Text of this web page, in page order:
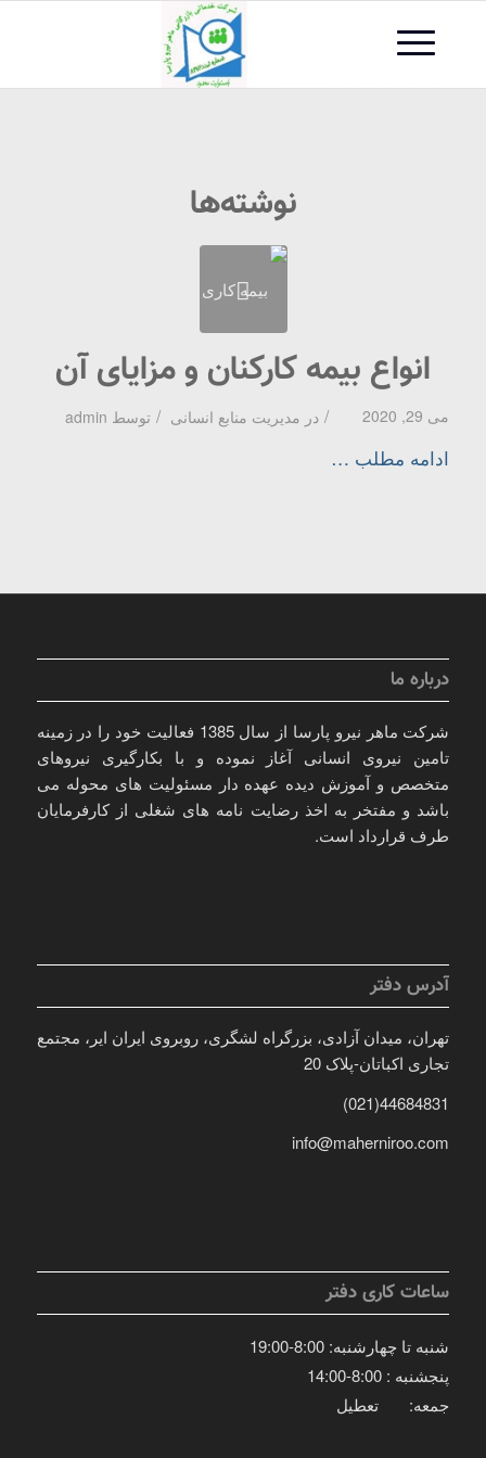
نوشته‌ها
انواع بیمه کارکنان و مزایای آن
می 29, 2020 / در مدیریت منابع انسانی / توسط admin
ادامه مطلب …
درباره ما
شرکت ماهر نیرو پارسا از سال 1385 فعالیت خود را در زمینه
تامین نیروی انسانی آغاز نموده و با بکارگیری نیروهای
متخصص و آموزش دیده عهده دار مسئولیت های محوله می
باشد و مفتخر به اخذ رضایت نامه های شغلی از کارفرمایان
طرف قرارداد است.
آدرس دفتر
تهران، میدان آزادی، بزرگراه لشگری، روبروی ایران ایر، مجتمع
تجاری اکباتان-پلاک 20
44684831(021)
info@maherniroo.com
ساعات کاری دفتر
شنبه تا چهارشنبه: 8:00-19:00
پنجشنبه : 8:00-14:00
جمعه: تعطیل